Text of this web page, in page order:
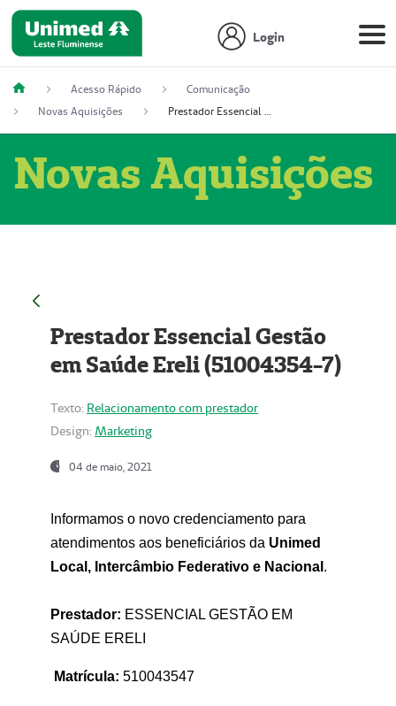
Login
Acesso Rápido
Comunicação
Novas Aquisições
Prestador Essencial Gestão em Saúde Ereli (51004354-7)
Novas Aquisições
Prestador Essencial Gestão
em Saúde Ereli (51004354-7)
Texto: Relacionamento com prestador
Design: Marketing
04 de maio, 2021
Informamos o novo credenciamento para
atendimentos aos beneficiários da Unimed
Local, Intercâmbio Federativo e Nacional .
Prestador: ESSENCIAL GESTÃO EM
SAÚDE ERELI
Matrícula: 510043547